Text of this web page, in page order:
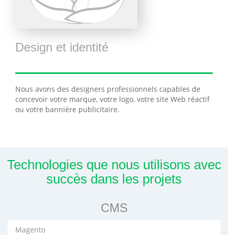
Design et identité
Nous avons des designers professionnels capables de
concevoir votre marque, votre logo, votre site Web réactif
ou votre bannière publicitaire.
Technologies que nous utilisons avec
succès dans les projets
CMS
Magento